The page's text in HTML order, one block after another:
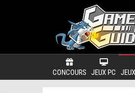
CONCOURS JEUX PC